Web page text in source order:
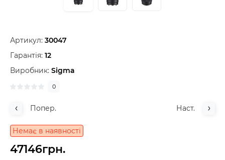
Артикул: 30047
Гарантія: 12
Виробник: Sigma
0
Попер. Наст.
Немає в наявності
47146грн.